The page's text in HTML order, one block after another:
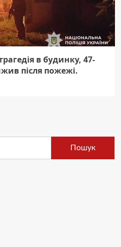
в будинку, 47-
після пожежі.
Пошук